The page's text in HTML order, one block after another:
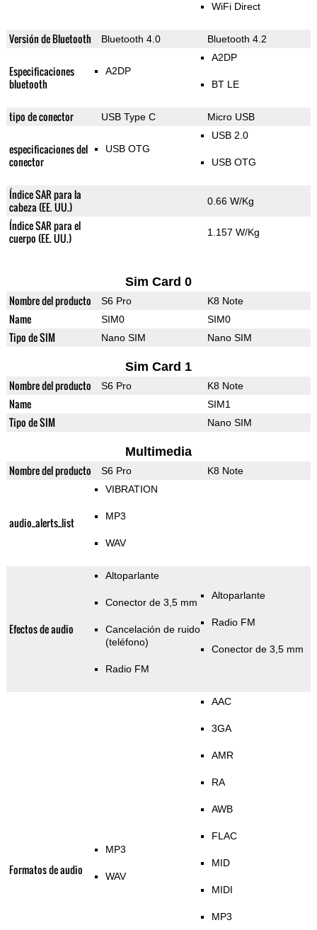
WiFi Direct
Versión de Bluetooth Bluetooth 4.0 Bluetooth 4.2
Especificaciones
bluetooth
A2DP
A2DP
BT LE
tipo de conector USB Type C Micro USB
especificaciones del
conector
USB OTG
USB 2.0
USB OTG
Índice SAR para la
cabeza (EE. UU.)
0.66 W/Kg
Índice SAR para el
cuerpo (EE. UU.)
1.157 W/Kg
Sim Card 0
Nombre del producto S6 Pro K8 Note
Name SIM0 SIM0
Tipo de SIM Nano SIM Nano SIM
Sim Card 1
Nombre del producto S6 Pro K8 Note
Name SIM1
Tipo de SIM Nano SIM
Multimedia
Nombre del producto S6 Pro K8 Note
audio_alerts_list
VIBRATION
MP3
WAV
Efectos de audio
Altoparlante
Conector de 3,5 mm
Cancelación de ruido
(teléfono)
Radio FM
Altoparlante
Radio FM
Conector de 3,5 mm
Formatos de audio
MP3
WAV
AAC
3GA
AMR
RA
AWB
FLAC
MID
MIDI
MP3